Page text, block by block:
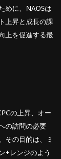
めに、NAOSは
上昇と成長の課
上を促進する最
の上昇、オー
の訪問の必要
その目的は、ミ
+レンジのよう